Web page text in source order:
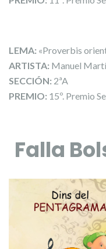
LEMA: «Proverbis
ARTISTA: Manuel
SECCIÓN: 2ªA
PREMIO: 15º. Premio
Falla